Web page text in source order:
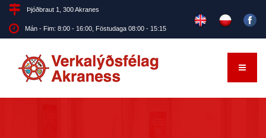
Þjóðbraut 1, 300 Akranes
Mán - Fim: 8:00 - 16:00, Föstudaga 08:00 - 15:15